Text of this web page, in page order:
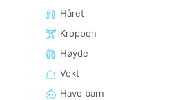
Håret
Kroppen
Høyde
Vekt
Have barn